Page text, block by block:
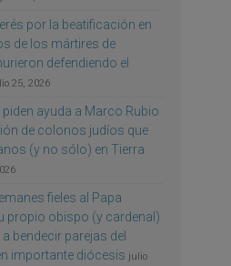
por la beatificación en
de los mártires de
defendiendo el
25, 2026
ayuda a Marco Rubio
de colonos judíos que
(y no sólo) en Tierra
fieles al Papa
propio obispo (y cardenal)
bendecir parejas del
importante diócesis julio